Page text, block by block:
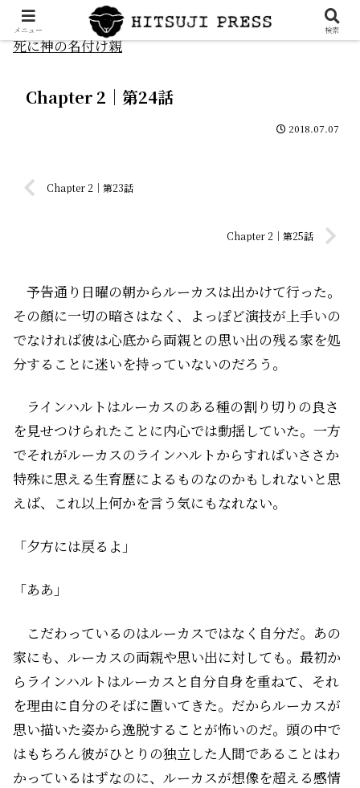
死に神の名付け親
Chapter 2｜第24話
2018.07.07
Chapter 2｜第23話
Chapter 2｜第25話
予告通り日曜の朝からルーカスは出かけて行った。
その顔に一切の暗さはなく、よっぽど演技が上手いの
でなければ彼は心底から両親との思い出の残る家を処
分することに迷いを持っていないのだろう。
ラインハルトはルーカスのある種の割り切りの良さ
を見せつけられたことに内心では動揺していた。一方
でそれがルーカスの――ラインハルトからすればいささか
特殊に思える生育歴によるものなのかもしれないと思
えば、これ以上何かを言う気にもなれない。
「夕方には戻るよ」
「ああ」
こだわっているのはルーカスではなく自分だ。あの
家にも、ルーカスの両親や思い出に対しても。最初か
らラインハルトはルーカスと自分自身を重ねて、それ
を理由に自分のそばに置いてきた。だからルーカスが
思い描いた姿から逸脱することが怖いのだ。頭の中で
はもちろん彼がひとりの独立した人間であることはわ
かっているはずなのに、ルーカスが想像を超える感情
メニュー 検索